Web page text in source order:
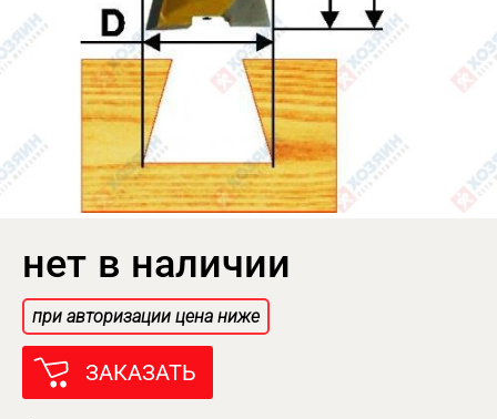
нет в наличии
при авторизации цена ниже
ЗАКАЗАТЬ